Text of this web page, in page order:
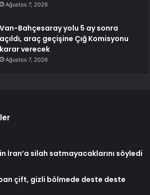
Ağustos 7, 2026
Van-Bahçesaray yolu 5 ay sonra
açıldı, araç geçişine Çığ Komisyonu
karar verecek
Ağustos 7, 2026
İran’a silah satmayacaklarını söyledi
çift, gizli bölmede deste deste